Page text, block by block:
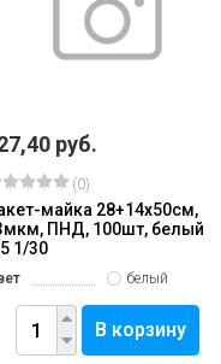
руб.
(0)
майка 28+14х50см,
ПНД, 100шт, белый
1/30
белый
В корзину